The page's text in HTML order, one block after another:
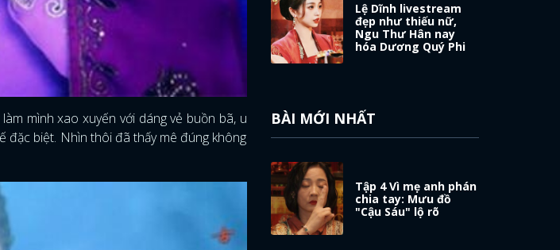
mình xao xuyến với dáng vẻ buồn bã, u
đặc biệt. Nhìn thôi đã thấy mê đúng không
Lệ Dĩnh livestream
đẹp như thiếu nữ,
Ngu Thư Hân nay
hóa Dương Quý Phi
BÀI MỚI NHẤT
Tập 4 Vì mẹ anh phán
chia tay: Mưu đồ
"Cậu Sáu" lộ rõ